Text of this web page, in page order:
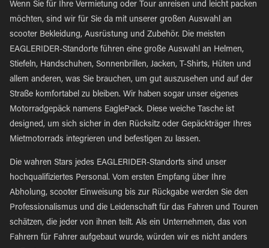
Wenn Sie für Ihre Vermietung oder Tour anreisen und leicht packen
möchten, sind wir für Sie da mit unserer großen Auswahl an
scooter Bekleidung, Ausrüstung und Zubehör. Die meisten
EAGLERIDER-Standorte führen eine große Auswahl an Helmen,
Stiefeln, Handschuhen, Sonnenbrillen, Jacken, T-Shirts, Hüten und
allem anderen, was Sie brauchen, um gut auszusehen und auf der
Straße komfortabel zu bleiben. Wir haben sogar unser eigenes
Motorradgepäck namens EaglePack. Diese weiche Tasche ist
designed, um sich sicher in den Rücksitz oder Gepäckträger Ihres
Mietmotorrads integrieren und befestigen zu lassen.
Die wahren Stars jedes EAGLERIDER-Standorts sind unser
hochqualifiziertes Personal. Vom ersten Empfang über Ihre
Abholung, scooter Einweisung bis zur Rückgabe werden Sie den
Professionalismus und die Leidenschaft für das Fahren und Touren
schätzen, die jeder von ihnen teilt. Als ein Unternehmen, das von
Fahrern für Fahrer aufgebaut wurde, würden wir es nicht anders